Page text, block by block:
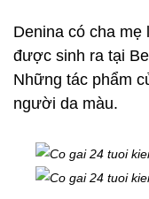
Denina có cha
được sinh ra tại
Những tác phẩm
người da màu.